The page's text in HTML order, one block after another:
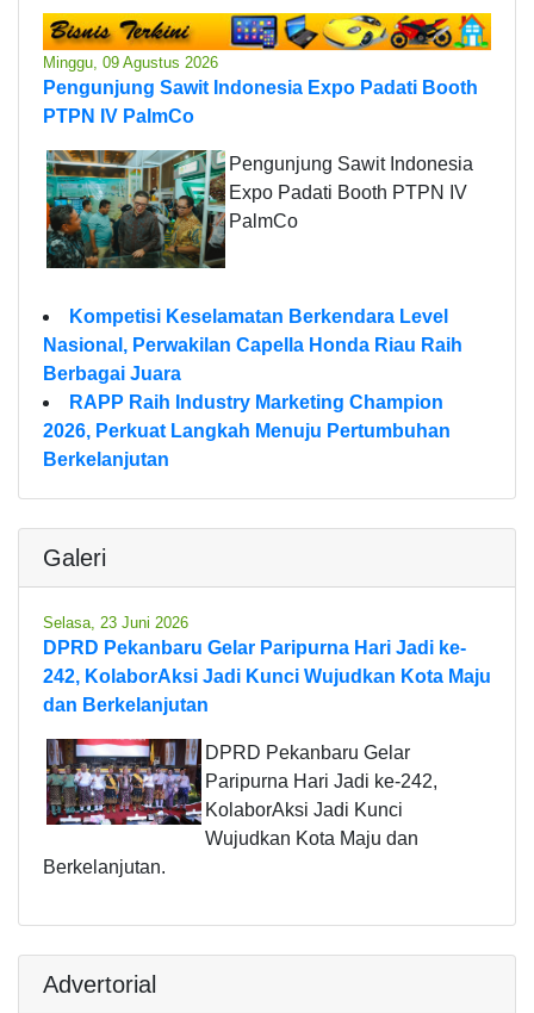
Minggu, 09 Agustus 2026
Pengunjung Sawit Indonesia Expo Padati Booth
PTPN IV PalmCo
Pengunjung Sawit Indonesia
Expo Padati Booth PTPN IV
PalmCo
Kompetisi Keselamatan Berkendara Level
Nasional, Perwakilan Capella Honda Riau Raih
Berbagai Juara
RAPP Raih Industry Marketing Champion
2026, Perkuat Langkah Menuju Pertumbuhan
Berkelanjutan
Galeri
Selasa, 23 Juni 2026
DPRD Pekanbaru Gelar Paripurna Hari Jadi ke-
242, KolaborAksi Jadi Kunci Wujudkan Kota Maju
dan Berkelanjutan
DPRD Pekanbaru Gelar
Paripurna Hari Jadi ke-242,
KolaborAksi Jadi Kunci
Wujudkan Kota Maju dan
Berkelanjutan.
Advertorial